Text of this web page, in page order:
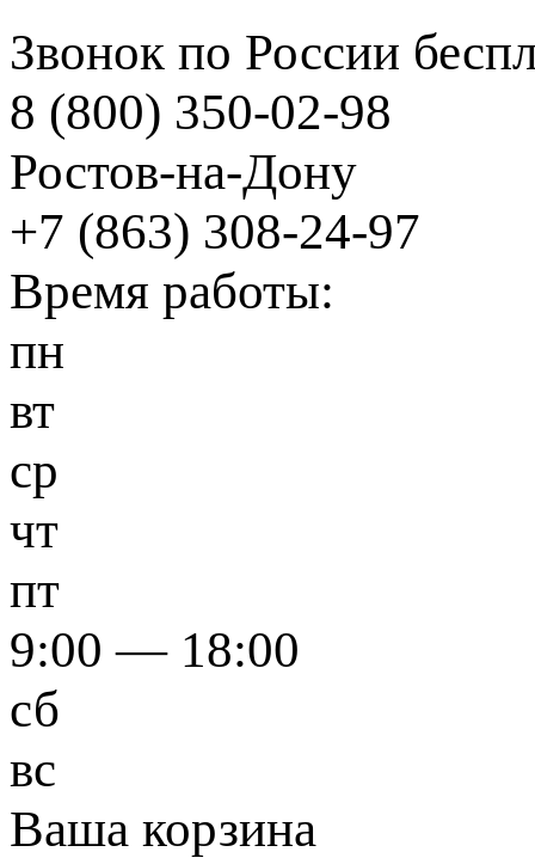
Звонок по России
8 (800) 350-02-98
Ростов-на-Дону
+7 (863) 308-24-97
Время работы:
пн
вт
ср
чт
пт
9:00 — 18:00
сб
вс
Ваша корзина